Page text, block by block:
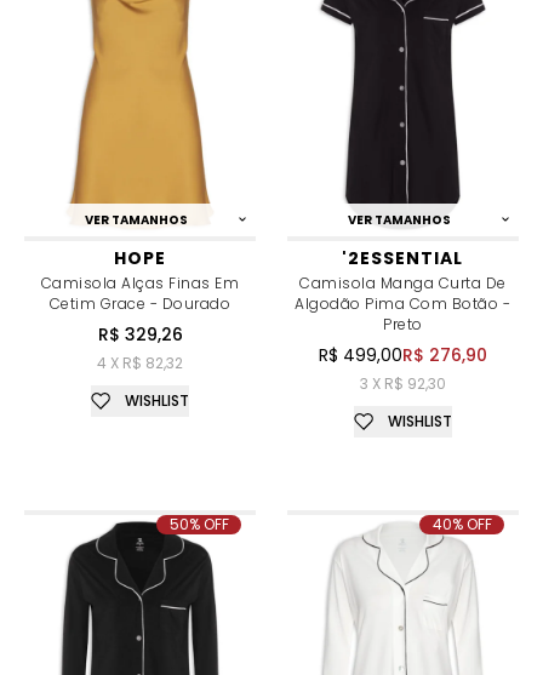
VER TAMANHOS
HOPE
Camisola Alças Finas Em
Cetim Grace - Dourado
R$ 329,26
4 X R$ 82,32
WISHLIST
VER TAMANHOS
'2ESSENTIAL
Camisola Manga Curta De
Algodão Pima Com Botão -
Preto
R$ 499,00R$ 276,90
3 X R$ 92,30
WISHLIST
50% OFF 40% OFF